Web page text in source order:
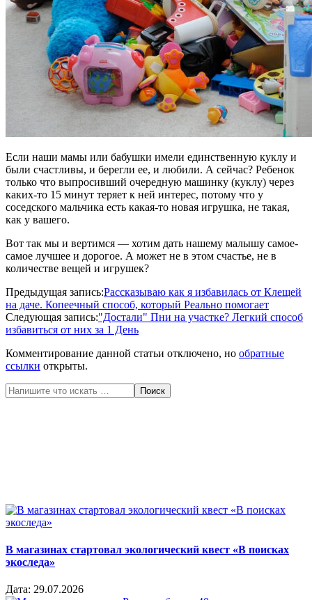
Если наши мамы или бабушки имели единственную куклу и
были счастливы, и берегли ее, и любили. А сейчас? Ребенок
только что выпросивший очередную машинку (куклу) через
каких-то 15 минут теряет к ней интерес, потому что у
соседского мальчика есть какая-то новая игрушка, не такая,
как у вашего.
Вот так мы и вертимся — хотим дать нашему малышу самое-
самое лучшее и дорогое. А может не в этом счастье, не в
количестве вещей и игрушек?
2020-
05-
25
Предыдущая запись:Рассказываю как я избавилась от Клещей
на даче. Копеечный способ, который Реально помогает
Следующая запись:"Достали" Пни на участке? Легкий способ
избавиться от них за 1 День
Комментирование данной статьи отключено, но обратные
ссылки открыты.
Поиск
В магазинах стартовал экологический квест «В поисках
экоследа»
Дата: 29.07.2026